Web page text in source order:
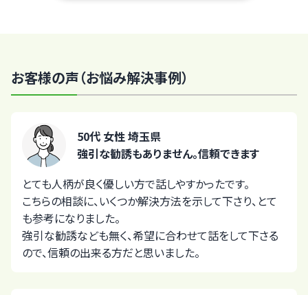
お客様の声（お悩み解決事例）
50代 女性 埼玉県
強引な勧誘もありません。信頼できます
とても人柄が良く優しい方で話しやすかったです。
こちらの相談に、いくつか解決方法を示して下さり、とて
も参考になりました。
強引な勧誘なども無く、希望に合わせて話をして下さる
ので、信頼の出来る方だと思いました。